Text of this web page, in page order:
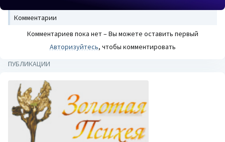
Комментарии
Комментариев пока нет – Вы можете оставить первый
Авторизуйтесь, чтобы комментировать
ПУБЛИКАЦИИ